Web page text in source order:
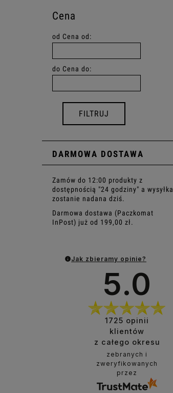
Cena
od Cena od:
do Cena do:
FILTRUJ
DARMOWA DOSTAWA
Zamów do 12:00 produkty z
dostępnością "24 godziny" a wysyłka
zostanie nadana dziś.
Darmowa dostawa (Paczkomat
InPost) już od 199,00 zł.
Jak zbieramy opinie?
5.0
1725 opinii
klientów
z całego okresu
zebranych i
zweryfikowanych
przez